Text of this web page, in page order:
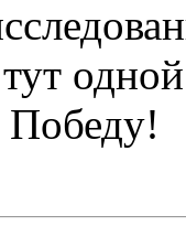
Победу!